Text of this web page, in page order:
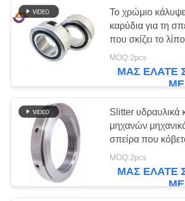
Το χρώμιο
καρύδια για τη
που σκίζει το
γραμμών
MOQ:2pcs
ΜΑΣ ΕΛΆΤΕ
ΜΕ
Slitter υδραυλικά
μηχανών
σπείρα που
μήκους
MOQ:2pcs
ΜΑΣ ΕΛΆΤΕ
ΜΕ